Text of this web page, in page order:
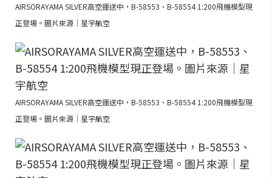
AIRSORAYAMA SILVER高空運送中，B-58553、B-58554 1:200飛機模型現
正登場。圖片來源｜星宇航空
AIRSORAYAMA SILVER高空運送中，B-58553、B-58554 1:200飛機模型現
正登場。圖片來源｜星宇航空